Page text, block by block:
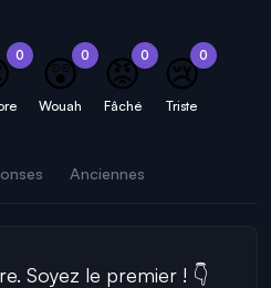
0 0
😲
Wouah
0
😡
Fâché
0
😢
Triste
Anciennes
Soyez le premier ! 👇